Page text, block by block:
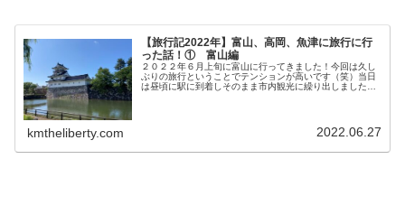
【旅行記2022年】富山、高岡、魚津に旅行に行
った話！① 富山編
２０２２年６月上旬に富山に行ってきました！今回は久し
ぶりの旅行ということでテンションが高いです（笑）当日
は昼頃に駅に到着しそのまま市内観光に繰り出しました！
kmtheliberty.com 2022.06.27